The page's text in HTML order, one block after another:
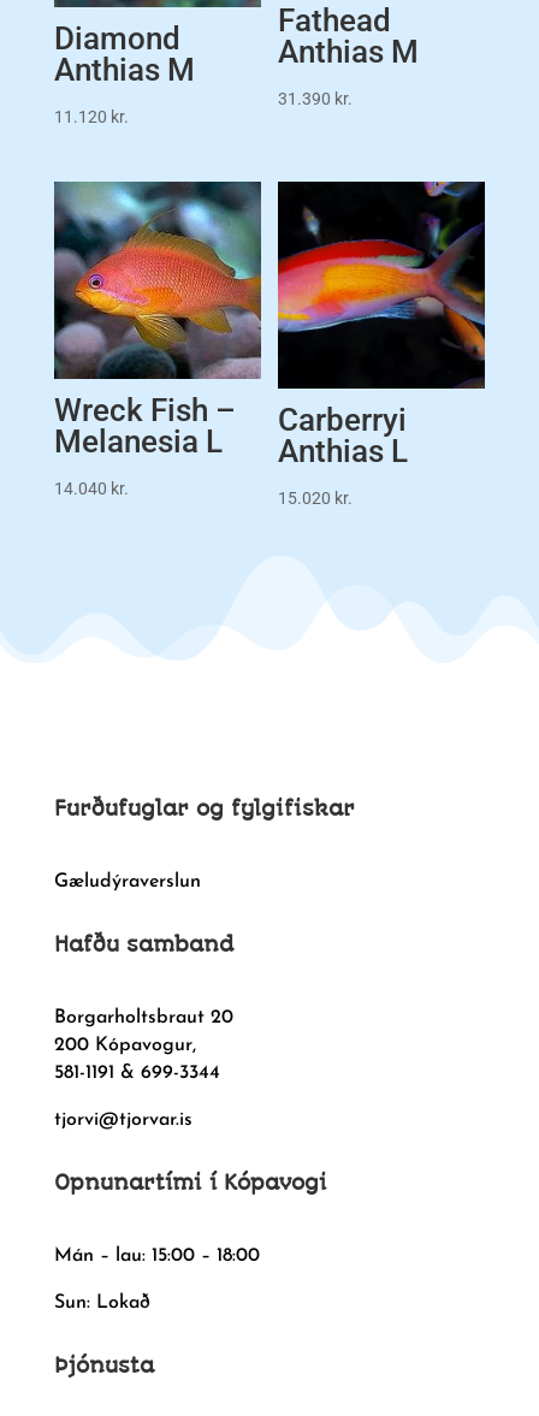
Diamond
Anthias M
11.120 kr.
Fathead
Anthias M
31.390 kr.
Wreck Fish –
Melanesia L
14.040 kr.
Carberryi
Anthias L
15.020 kr.
Furðufuglar og fylgifiskar
Gæludýraverslun
Hafðu samband
Borgarholtsbraut 20
200 Kópavogur,
581-1191 & 699-3344
tjorvi@tjorvar.is
Opnunartími í Kópavogi
Mán – lau: 15:00 – 18:00
Sun: Lokað
Þjónusta